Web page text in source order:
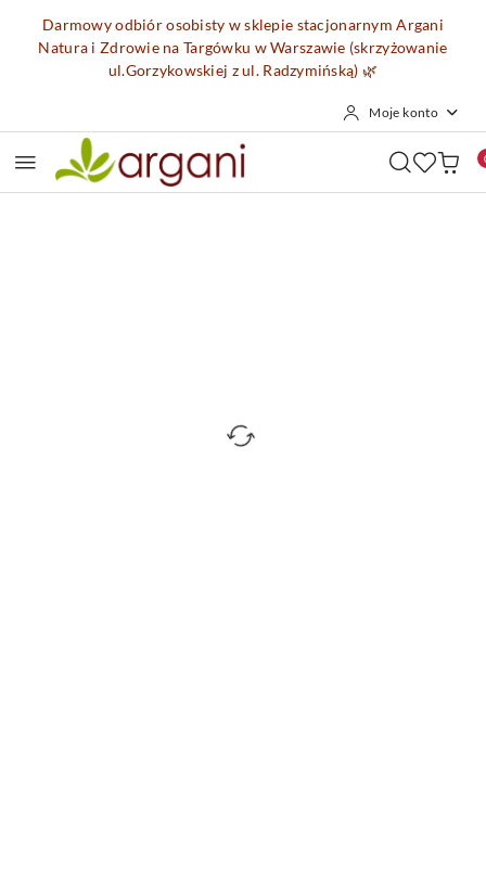
Przejdź do treści głównej
Przejdź do wyszukiwarki
Przejdź do moje konto
Przejdź do menu głównego
Przejdź do opisu produktu
Przejdź do stopki
Darmowy odbiór osobisty w sklepie stacjonarnym Argani
Natura i Zdrowie na Targówku w Warszawie (skrzyżowanie
ul.Gorzykowskiej z ul. Radzymińską) 🌿
Moje konto